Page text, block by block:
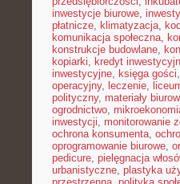
inwestycje biurowe,
płatnicze, klimatyzacja,
komunikacja społeczna,
konstrukcje budowlane,
kopiarki, kredyt
inwestycyjne, księga gości,
operacyjny, leczenie,
polityczny, materiały
ogrodnictwo,
inwestycji, monitorowanie
ochrona konsumenta,
oprogramowanie biurowe,
pedicure, pielęgnacja
urbanistyczne, plastyka